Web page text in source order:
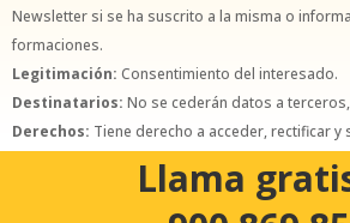
Newsletter si se ha suscrito a la misma o
formaciones.
Legitimación: Consentimiento del interesado.
Destinatarios: No se cederán datos a
Derechos: Tiene derecho a acceder, rectificar
como otros derechos, como se explica en la
Llama